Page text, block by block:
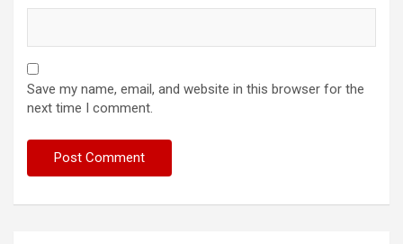
Save my name, email, and website in this browser for the
next time I comment.